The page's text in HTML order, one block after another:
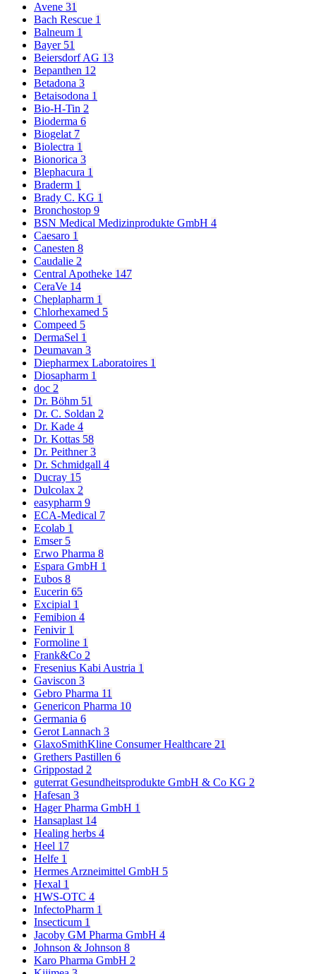
Avene 31
Bach Rescue 1
Balneum 1
Bayer 51
Beiersdorf AG 13
Bepanthen 12
Betadona 3
Betaisodona 1
Bio-H-Tin 2
Bioderma 6
Biogelat 7
Biolectra 1
Bionorica 3
Blephacura 1
Braderm 1
Brady C. KG 1
Bronchostop 9
BSN Medical Medizinprodukte GmbH 4
Caesaro 1
Canesten 8
Caudalie 2
Central Apotheke 147
CeraVe 14
Cheplapharm 1
Chlorhexamed 5
Compeed 5
DermaSel 1
Deumavan 3
Diepharmex Laboratoires 1
Diosapharm 1
doc 2
Dr. Böhm 51
Dr. C. Soldan 2
Dr. Kade 4
Dr. Kottas 58
Dr. Peithner3
Dr. Schmidgall 4
Ducray 15
Dulcolax 2
easypharm 9
ECA-Medical 7
Ecolab 1
Emser 5
Erwo Pharma 8
Espara GmbH 1
Eubos 8
Eucerin 65
Excipial 1
Femibion 4
Fenivir 1
Formoline 1
Frank&Co 2
Fresenius Kabi Austria 1
Gaviscon 3
Gebro Pharma 11
Genericon Pharma 10
Germania 6
Gerot Lannach 3
GlaxoSmithKline Consumer Healthcare 21
Grethers Pastillen 6
Grippostad 2
guterrat Gesundheitsprodukte GmbH & Co KG 2
Hafesan 3
Hager Pharma GmbH 1
Hansaplast 14
Healing herbs 4
Heel 17
Helfe 1
Hermes Arzneimittel GmbH 5
Hexal 1
HWS-OTC 4
InfectoPharm 1
Insecticum 1
Jacoby GM Pharma GmbH 4
Johnson & Johnson 8
Karo Pharma GmbH 2